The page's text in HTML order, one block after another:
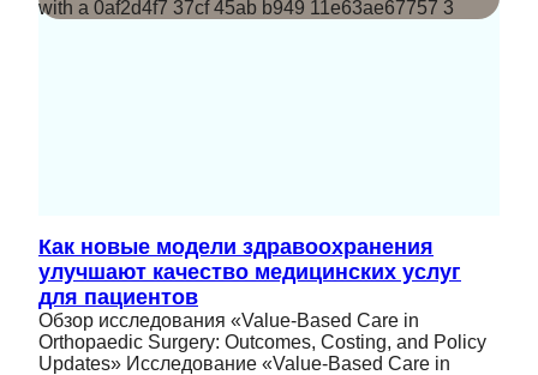
Как новые модели здравоохранения
улучшают качество медицинских услуг
для пациентов
Обзор исследования «Value-Based Care in
Orthopaedic Surgery: Outcomes, Costing, and Policy
Updates» Исследование «Value-Based Care in